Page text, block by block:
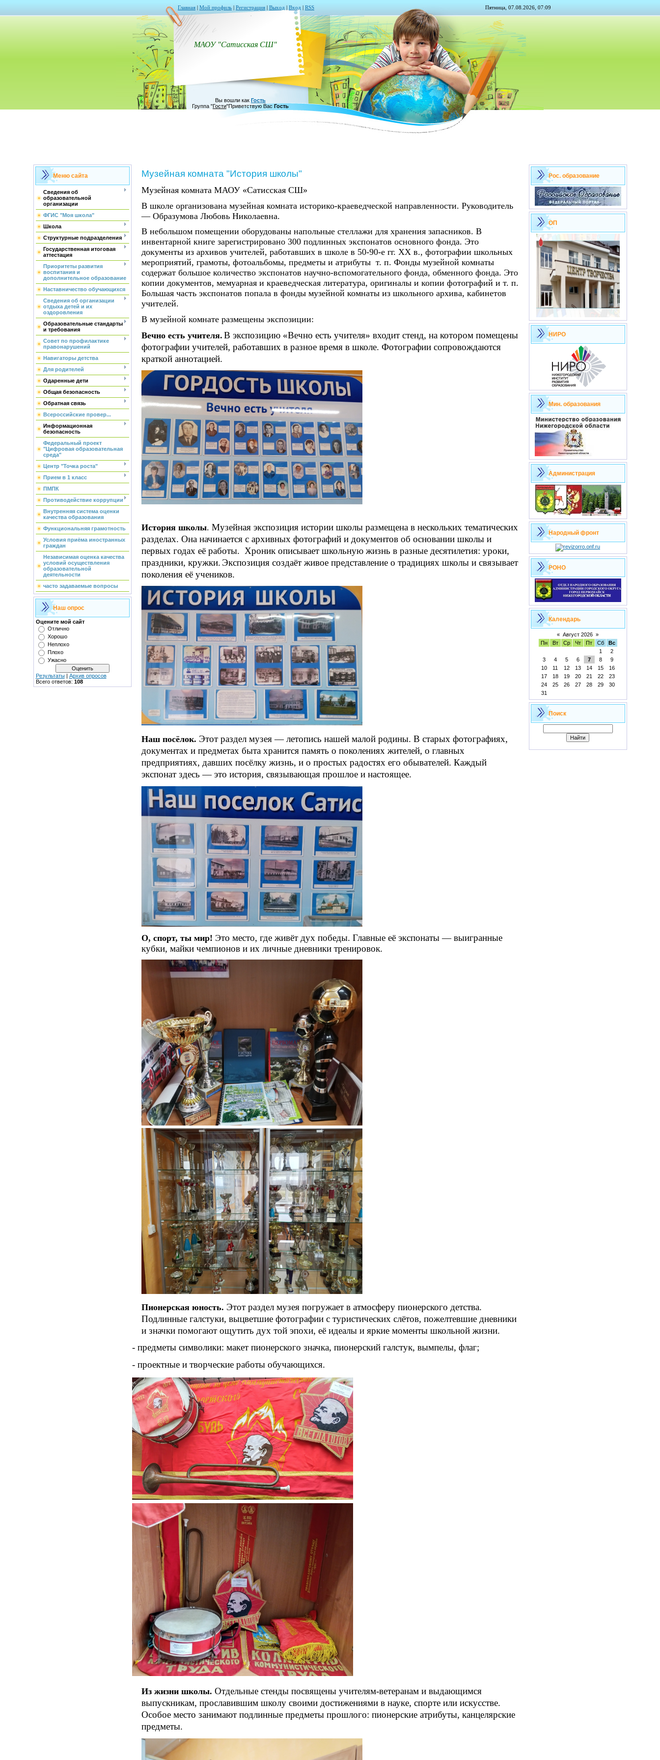
Главная Мой профиль Регистрация Выход Вход RSS Пятница, 07.08.2026, 07:09
МАОУ "Сатисская СШ"
Вы вошли как Гость
Группа "Гости"Приветствую Вас Гость
Меню сайта
Сведения об
образовательной
организации
ФГИС "Моя школа"
Школа
Структурные подразделения
Государственная итоговая
аттестация
Приоритеты развития
воспитания и
дополнительное образование
Наставничество обучающихся
Сведения об организации
отдыха детей и их
оздоровления
Образовательные стандарты
и требования
Совет по профилактике
правонарушений
Навигаторы детства
Для родителей
Одаренные дети
Общая безопасность
Обратная связь
Всероссийские провер...
Информационная
безопасность
Федеральный проект
"Цифровая образовательная
среда"
Центр "Точка роста"
Прием в 1 класс
ПМПК
Противодействие коррупции
Внутренняя система оценки
качества образования
Функциональняя грамотность
Условия приёма иностранных
граждан
Независимая оценка качества
условий осуществления
образовательной
деятельности
часто задаваемые вопросы
Наш опрос
Оцените мой сайт
Отлично
Хорошо
Неплохо
Плохо
Ужасно
Результаты| Архив опросов
Всего ответов: 108
Музейная комната "История школы"
Музейная комната МАОУ «Сатисская СШ»
В школе организована музейная комната историко-краеведческой направленности. Руководитель
— Образумова Любовь Николаевна.
В небольшом помещении оборудованы напольные стеллажи для хранения запасников. В
инвентарной книге зарегистрировано 300 подлинных экспонатов основного фонда. Это
документы из архивов учителей, работавших в школе в 50-90-е гг. ХХ в., фотографии школьных
мероприятий, грамоты, фотоальбомы, предметы и атрибуты т. п. Фонды музейной комнаты
содержат большое количество экспонатов научно-вспомогательного фонда, обменного фонда. Это
копии документов, мемуарная и краеведческая литература, оригиналы и копии фотографий и т. п.
Большая часть экспонатов попала в фонды музейной комнаты из школьного архива, кабинетов
учителей.
В музейной комнате размещены экспозиции:
Вечно есть учителя. В экспозицию «Вечно есть учителя» входит стенд, на котором помещены
фотографии учителей, работавших в разное время в школе. Фотографии сопровождаются
краткой аннотацией.
История школы. Музейная экспозиция истории школы размещена в нескольких тематических
разделах. Она начинается с архивных фотографий и документов об основании школы и
первых годах её работы. Хроник описывает школьную жизнь в разные десятилетия: уроки,
праздники, кружки. Экспозиция создаёт живое представление о традициях школы и связывает
поколения её учеников.
Наш посёлок. Этот раздел музея — летопись нашей малой родины. В старых фотографиях,
документах и предметах быта хранится память о поколениях жителей, о главных
предприятиях, давших посёлку жизнь, и о простых радостях его обывателей. Каждый
экспонат здесь — это история, связывающая прошлое и настоящее.
О, спорт, ты мир! Это место, где живёт дух победы. Главные её экспонаты — выигранные
кубки, майки чемпионов и их личные дневники тренировок.
Пионерская юность. Этот раздел музея погружает в атмосферу пионерского детства.
Подлинные галстуки, выцветшие фотографии с туристических слётов, пожелтевшие дневники
и значки помогают ощутить дух той эпохи, её идеалы и яркие моменты школьной жизни.
- предметы символики: макет пионерского значка, пионерский галстук, вымпелы, флаг;
- проектные и творческие работы обучающихся.
Из жизни школы. Отдельные стенды посвящены учителям-ветеранам и выдающимся
выпускникам, прославившим школу своими достижениями в науке, спорте или искусстве.
Особое место занимают подлинные предметы прошлого: пионерские атрибуты, канцелярские
предметы.
Рос. образование
ОП
НИРО
Мин. образования
Администрация
Народный фронт
РОНО
Календарь
« Август 2026 »
Пн
Вт Ср Чт Пт Сб
Вс
1
2
3
4 5 6 7 8
9
10
11 12 13 14 15
16
17
18 19 20 21 22
23
24
25 26 27 28 29
30
31
Поиск